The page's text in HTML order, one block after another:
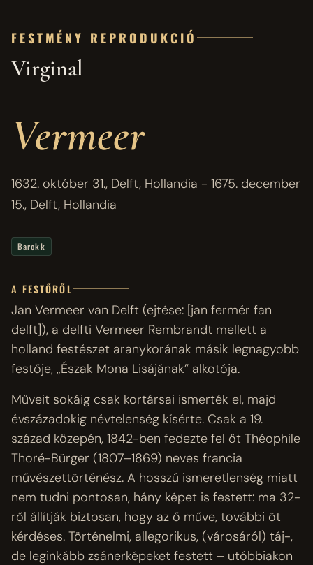
FESTMÉNY REPRODUKCIÓ
Virginal
Vermeer
1632. október 31., Delft, Hollandia - 1675. december
15., Delft, Hollandia
Barokk
A FESTŐRŐL
Jan Vermeer van Delft (ejtése: [jan fermér fan
delft]), a delfti Vermeer Rembrandt mellett a
holland festészet aranykorának másik legnagyobb
festője, „Észak Mona Lisájának” alkotója.
Műveit sokáig csak kortársai ismerték el, majd
évszázadokig névtelenség kísérte. Csak a 19.
század közepén, 1842-ben fedezte fel őt Théophile
Thoré-Bürger (1807–1869) neves francia
művészettörténész. A hosszú ismeretlenség miatt
nem tudni pontosan, hány képet is festett: ma 32-
ről állítják biztosan, hogy az ő műve, további öt
kérdéses. Történelmi, allegorikus, (városáról) táj-,
de leginkább zsánerképeket festett – utóbbiakon